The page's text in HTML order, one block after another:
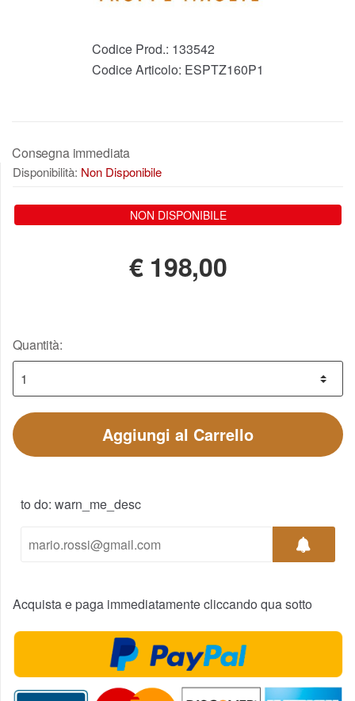
Codice Prod.: 133542
Codice Articolo: ESPTZ160P1
Consegna immediata
Disponibilità: Non Disponibile
NON DISPONIBILE
€ 198,00
Quantità:
Aggiungi al Carrello
to do: warn_me_desc
Acquista e paga immediatamente cliccando qua sotto